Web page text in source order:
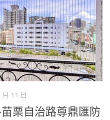
11 日
栗自治路尊鼎匯防